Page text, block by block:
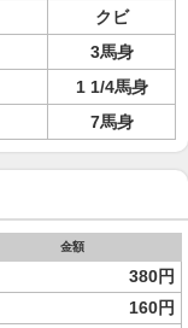
クビ
3馬身
1 1/4馬身
7馬身
金額
380円
160円